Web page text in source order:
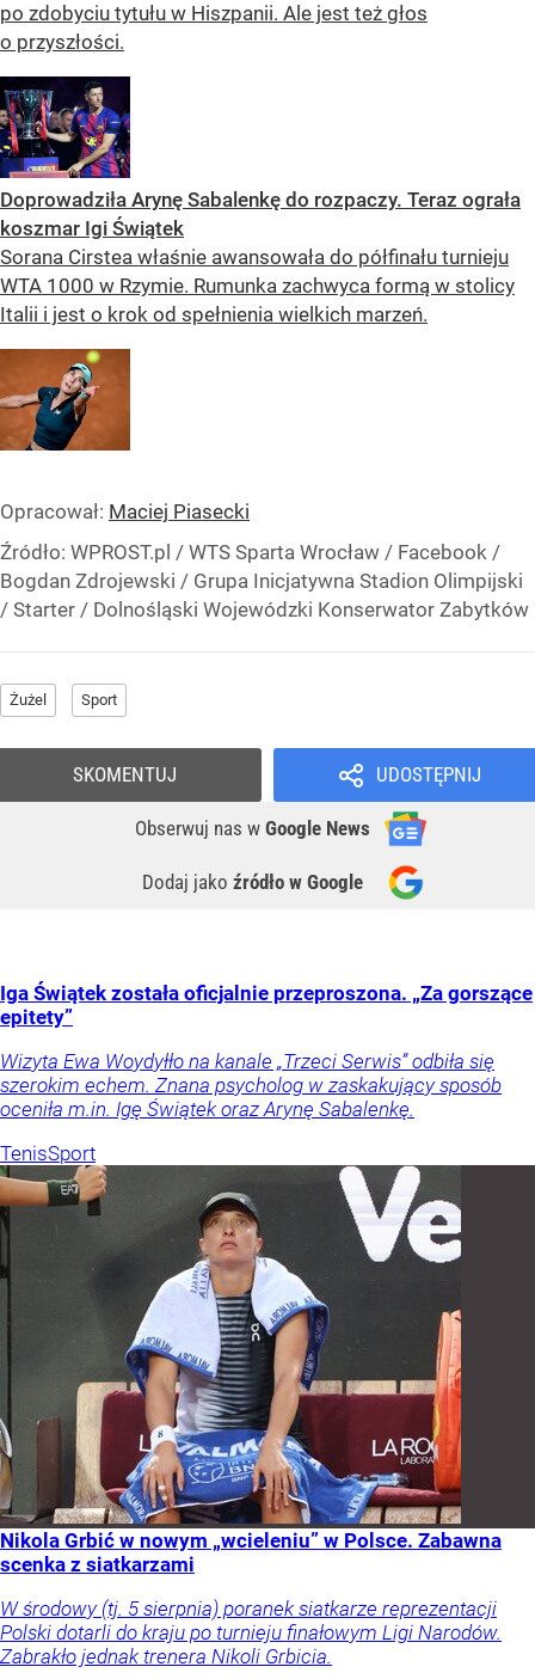
po zdobyciu tytułu w Hiszpanii. Ale jest też głos
o przyszłości.
Doprowadziła Arynę Sabalenkę do rozpaczy. Teraz ograła
koszmar Igi Świątek
Sorana Cirstea właśnie awansowała do półfinału turnieju
WTA 1000 w Rzymie. Rumunka zachwyca formą w stolicy
Italii i jest o krok od spełnienia wielkich marzeń.
Opracował: Maciej Piasecki
Źródło: WPROST.pl / WTS Sparta Wrocław / Facebook /
Bogdan Zdrojewski / Grupa Inicjatywna Stadion Olimpijski
/ Starter / Dolnośląski Wojewódzki Konserwator Zabytków
Żużel Sport
UDOSTĘPNIJ
Obserwuj nas w Google News
Dodaj jako źródło w Google
SKOMENTUJ
Iga Świątek została oficjalnie przeproszona. „Za gorszące
epitety”
Wizyta Ewa Woydyłło na kanale „Trzeci Serwis” odbiła się
szerokim echem. Znana psycholog w zaskakujący sposób
oceniła m.in. Igę Świątek oraz Arynę Sabalenkę.
TenisSport
Nikola Grbić w nowym „wcieleniu” w Polsce. Zabawna
scenka z siatkarzami
W środowy (tj. 5 sierpnia) poranek siatkarze reprezentacji
Polski dotarli do kraju po turnieju finałowym Ligi Narodów.
Zabrakło jednak trenera Nikoli Grbicia.